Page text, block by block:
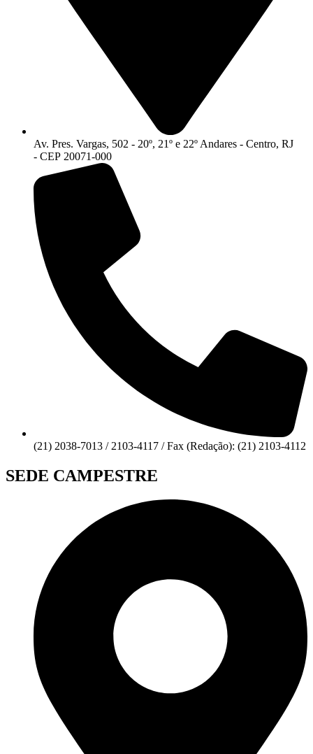
Av. Pres. Vargas, 502 - 20º, 21º e 22º Andares - Centro, RJ
- CEP 20071-000
(21) 2038-7013 / 2103-4117 / Fax (Redação): (21) 2103-4112
SEDE CAMPESTRE